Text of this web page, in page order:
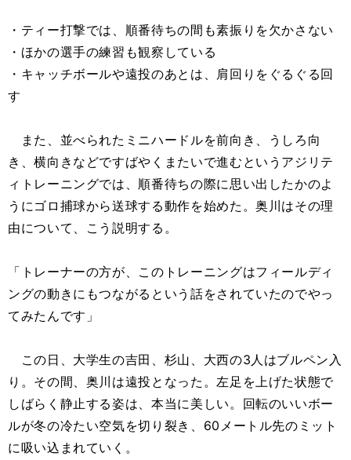
・ティー打撃では、順番待ちの間も素振りを欠かさない
・ほかの選手の練習も観察している
・キャッチボールや遠投のあとは、肩回りをぐるぐる回
す
また、並べられたミニハードルを前向き、うしろ向
き、横向きなどですばやくまたいで進むというアジリテ
ィトレーニングでは、順番待ちの際に思い出したかのよ
うにゴロ捕球から送球する動作を始めた。奥川はその理
由について、こう説明する。
「トレーナーの方が、このトレーニングはフィールディ
ングの動きにもつながるという話をされていたのでやっ
てみたんです」
この日、大学生の吉田、杉山、大西の3人はブルペン入
り。その間、奥川は遠投となった。左足を上げた状態で
しばらく静止する姿は、本当に美しい。回転のいいボー
ルが冬の冷たい空気を切り裂き、60メートル先のミット
に吸い込まれていく。